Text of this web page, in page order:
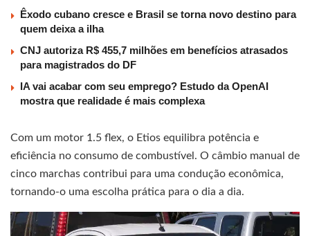
Êxodo cubano cresce e Brasil se torna novo destino para
quem deixa a ilha
CNJ autoriza R$ 455,7 milhões em benefícios atrasados
para magistrados do DF
IA vai acabar com seu emprego? Estudo da OpenAI
mostra que realidade é mais complexa
Com um motor 1.5 flex, o Etios equilibra potência e
eficiência no consumo de combustível. O câmbio manual de
cinco marchas contribui para uma condução econômica,
tornando-o uma escolha prática para o dia a dia.